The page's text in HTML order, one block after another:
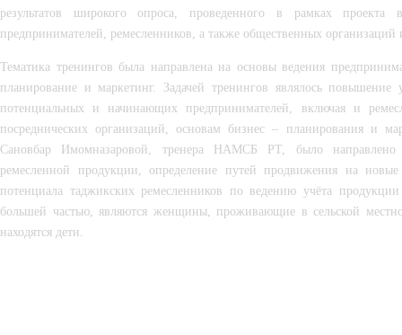
результатов широкого опроса, проведенного в рамках
предпринимателей, ремесленников, а также общественных
Тематика тренингов была направлена на основы ведения
планирование и маркетинг. Задачей тренингов являлось
потенциальных и начинающих предпринимателей, включая и
посреднических организаций, основам бизнес – планирования и
Сановбар Имомназаровой, тренера НАМСБ РТ, было
ремесленной продукции, определение путей продвижения на
потенциала таджикских ремесленников по ведению учёта
большей частью, являются женщины, проживающие в сельской
находятся дети.